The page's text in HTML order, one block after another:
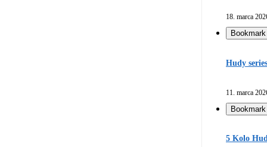
18. marca
Bookmark
Hudy
11. marca
Bookmark
5 Kolo